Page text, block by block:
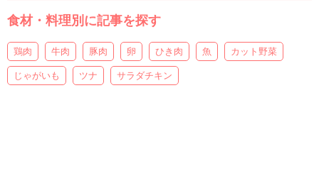
食材・料理別に記事を探す
鶏肉 牛肉 豚肉 卵 ひき肉 魚 カット野菜
じゃがいも ツナ サラダチキン